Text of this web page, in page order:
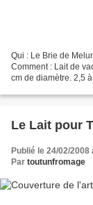
Qui : Le Brie de
Comment : Lait de
cm de diamètre. 2,5
Le Lait pour
Publié le 24/02/2008
Par toutunfromage